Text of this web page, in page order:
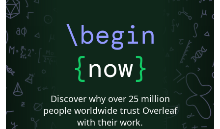
\begin
{now}
Discover why over 25 million
people worldwide trust Overleaf
with their work.